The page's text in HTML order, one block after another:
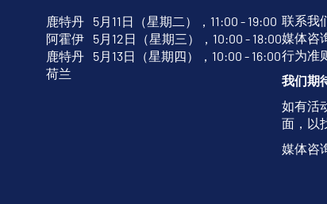
鹿特丹
阿霍伊
鹿特丹
荷兰
5月11日（星期二），11:00 - 19:00
5月12日（星期三），10:00 - 18:00
5月13日（星期四），10:00 - 16:00
联系我
媒体咨
行为准
我们期
如有活
面，以
媒体咨